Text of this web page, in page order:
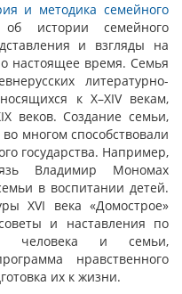
и методика семейного
истории семейного
и взгляды на
настоящее время. Семья
литературно-
к X–XIV векам,
веков. Создание семьи,
многом способствовали
государства. Например,
Владимир Мономах
в воспитании детей.
XVI века «Домострое»
и наставления по
человека и семьи,
нравственного
их к жизни.